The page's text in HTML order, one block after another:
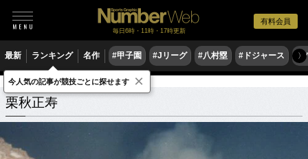
有料会員
毎日6時・11時・17時更新
最新 ランキング 名作 #甲子園 #Jリーグ #八村塁 #ドジャース #
〉
栗秋正寿 関連記事
栗秋正寿
今人気の記事が競技ごとに探せます ×